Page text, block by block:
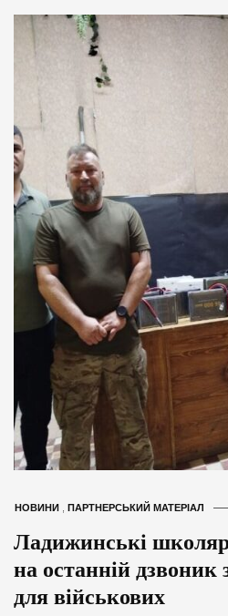
НОВИНИ ПАРТНЕРСЬКИЙ МАТЕРІАЛ
Ладижинські
на останній дзвоник
для військових